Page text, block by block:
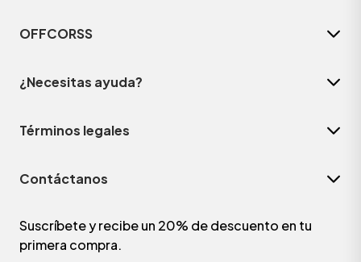
OFFCORSS
¿Necesitas ayuda?
Términos legales
Contáctanos
Suscríbete y recibe un 20% de descuento en tu
primera compra.